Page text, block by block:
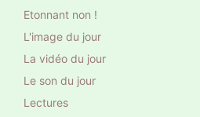
Etonnant non !
L'image du jour
La vidéo du jour
Le son du jour
Lectures